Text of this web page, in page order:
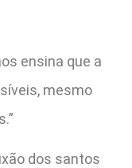
ensina que a
mesmo
dos santos